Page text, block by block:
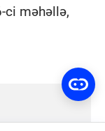
ci məhəllə,